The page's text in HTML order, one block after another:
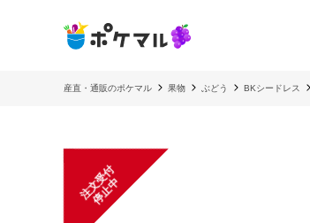
産直・通販のポケマル 果物 ぶどう BKシードレス
注
文
受
付
停
止
中